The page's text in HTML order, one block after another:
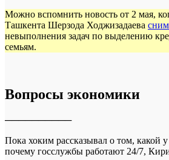
Можно вспомнить новость от 2 мая,
Ташкента Шерзода Ходжизадаева
невыполнения задач по выделению
семьям.
Вопросы экономики
──────────
Пока хоким рассказывал о том, какой
почему госслужбы работают 24/7,